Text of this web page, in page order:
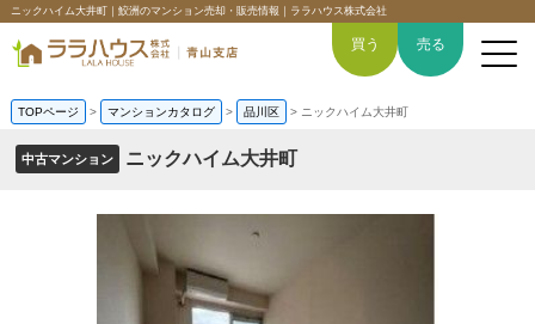
ニックハイム大井町｜鮫洲のマンション売却・販売情報｜ララハウス株式会社
買う 売る
TOPページ > マンションカタログ > 品川区 > ニックハイム大井町
中古マンション ニックハイム大井町